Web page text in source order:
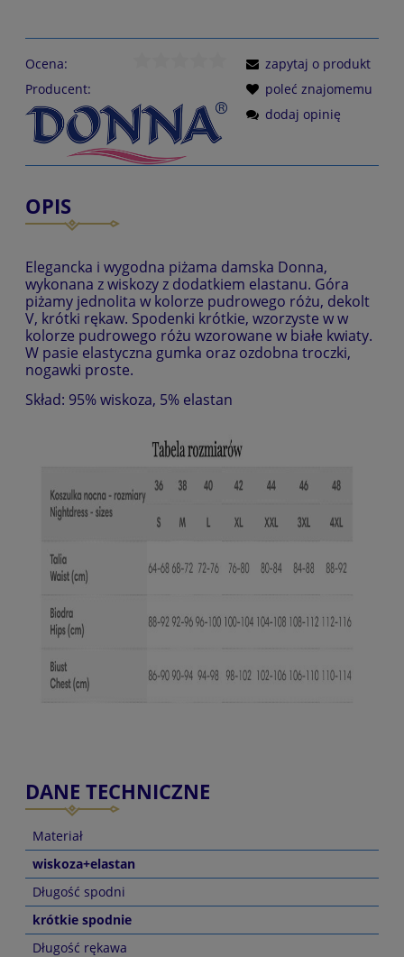
Ocena:
Producent:
zapytaj o produkt
poleć znajomemu
dodaj opinię
OPIS
Elegancka i wygodna piżama damska Donna,
wykonana z wiskozy z dodatkiem elastanu. Góra
piżamy jednolita w kolorze pudrowego różu, dekolt
V, krótki rękaw. Spodenki krótkie, wzorzyste w w
kolorze pudrowego różu wzorowane w białe kwiaty.
W pasie elastyczna gumka oraz ozdobna troczki,
nogawki proste.
Skład: 95% wiskoza, 5% elastan
DANE TECHNICZNE
Materiał
wiskoza+elastan
Długość spodni
krótkie spodnie
Długość rękawa